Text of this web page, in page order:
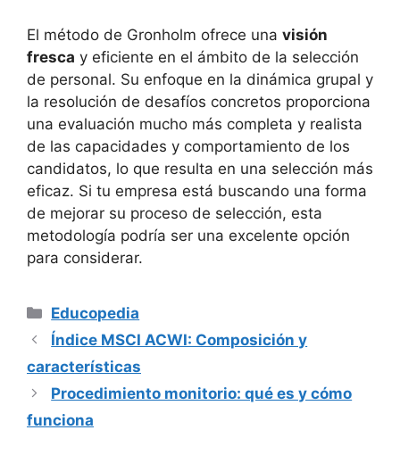
El método de Gronholm ofrece una visión
fresca y eficiente en el ámbito de la selección
de personal. Su enfoque en la dinámica grupal y
la resolución de desafíos concretos proporciona
una evaluación mucho más completa y realista
de las capacidades y comportamiento de los
candidatos, lo que resulta en una selección más
eficaz. Si tu empresa está buscando una forma
de mejorar su proceso de selección, esta
metodología podría ser una excelente opción
para considerar.
Categorías
Educopedia
Índice MSCI ACWI: Composición y
características
Procedimiento monitorio: qué es y cómo
funciona